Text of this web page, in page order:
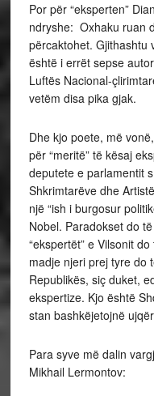
Por për “eksperten”
ndryshe: Oxhaku ruan
përcaktohet. Gjithashtu
është i errët sepse
Luftës Nacional-
vetëm disa pika gjak.
Dhe kjo poete, më
për “meritë” të kësaj
deputete e parlamentit
Shkrimtarëve dhe
një “ish i burgosur
Nobel. Paradokset do
“ekspertët” e Vilsonit
madje njeri prej tyre do
Republikës, siç duket,
ekspertize. Kjo është
stan bashkëjetojnë
Para syve më dalin
Mikhail Lermontov: